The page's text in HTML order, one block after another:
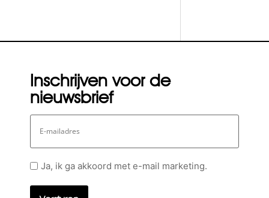
Inschrijven voor de
nieuwsbrief
E-
mailadres
GeenJa, ik ga akkoord met e-mail marketing.